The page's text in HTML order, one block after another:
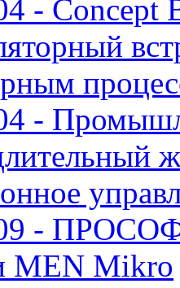
- Concept
-
-
MEN Mikro